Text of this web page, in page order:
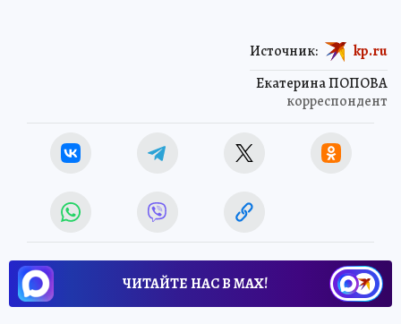
Екатерина ПОПОВА
корреспондент
Источник: kp.ru
ЧИТАЙТЕ НАС В МАХ!